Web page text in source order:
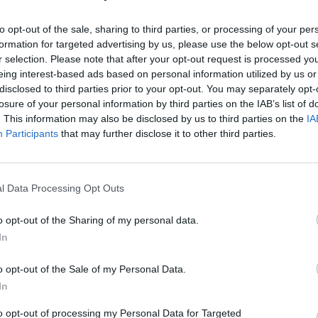
opt-out of the sale, sharing to third parties, or processing of your
for targeted advertising by us, please use the below opt-out
selection. Please note that after your opt-out request is processed
interest-based ads based on personal information utilized by us
to third parties prior to your opt-out. You may separately
of your personal information by third parties on the IAB’s list of
This information may also be disclosed by us to third parties on the
Participants that may further disclose it to other third parties.
Data Processing Opt Outs
opt-out of the Sharing of my personal data.
opt-out of the Sale of my Personal Data.
opt-out of processing my Personal Data for Targeted
— — —
€ 221.626
Fatturato per dipendente
per un totale di 37.462 euro (2023–2023).
ai sensi della decisione SA. 62668 e